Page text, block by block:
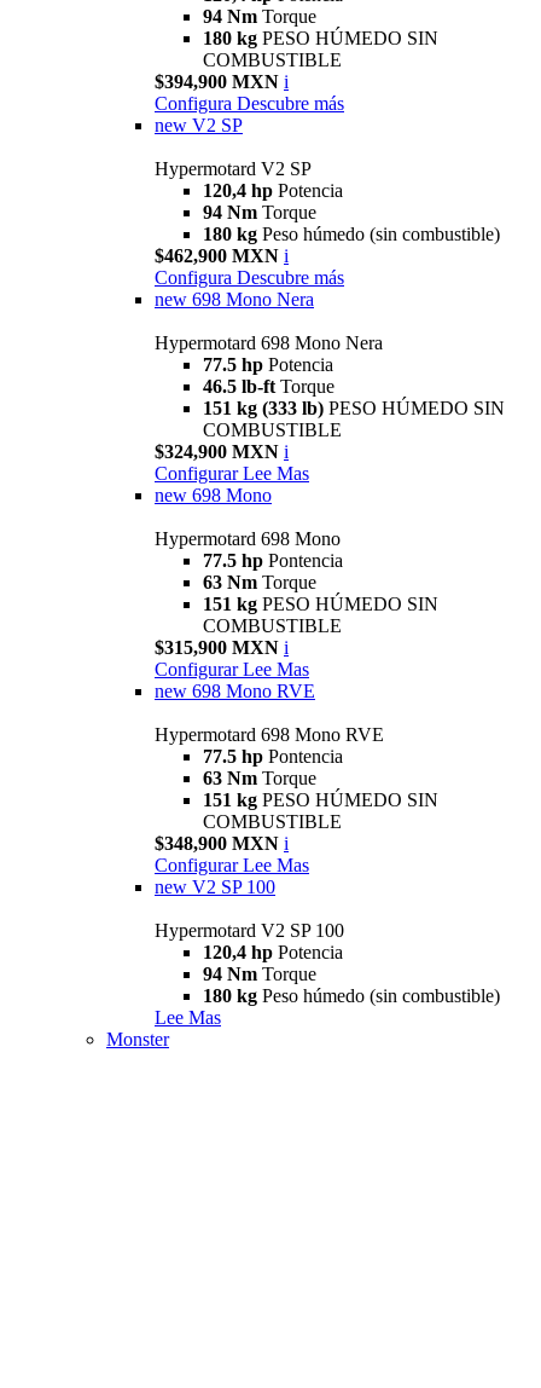
94 Nm Torque
180 kg PESO HÚMEDO SIN
COMBUSTIBLE
$394,900 MXN i
Configura Descubre más
new V2 SP
Hypermotard V2 SP
120,4 hp Potencia
94 Nm Torque
180 kg Peso húmedo (sin combustible)
$462,900 MXN i
Configura Descubre más
new 698 Mono Nera
Hypermotard 698 Mono Nera
77.5 hp Potencia
46.5 lb-ft Torque
151 kg (333 lb) PESO HÚMEDO SIN
COMBUSTIBLE
$324,900 MXN i
Configurar Lee Mas
new 698 Mono
Hypermotard 698 Mono
77.5 hp Pontencia
63 Nm Torque
151 kg PESO HÚMEDO SIN
COMBUSTIBLE
$315,900 MXN i
Configurar Lee Mas
new 698 Mono RVE
Hypermotard 698 Mono RVE
77.5 hp Pontencia
63 Nm Torque
151 kg PESO HÚMEDO SIN
COMBUSTIBLE
$348,900 MXN i
Configurar Lee Mas
new V2 SP 100
Hypermotard V2 SP 100
120,4 hp Potencia
94 Nm Torque
180 kg Peso húmedo (sin combustible)
Lee Mas
Monster